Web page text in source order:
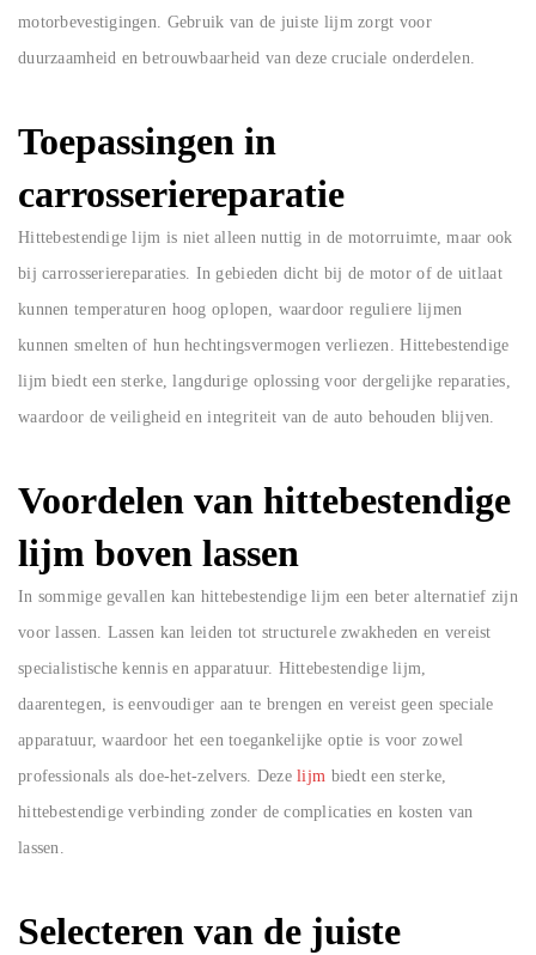
motorbevestigingen. Gebruik van de juiste lijm zorgt voor
duurzaamheid en betrouwbaarheid van deze cruciale onderdelen.
Toepassingen in
carrosseriereparatie
Hittebestendige lijm is niet alleen nuttig in de motorruimte, maar ook
bij carrosseriereparaties. In gebieden dicht bij de motor of de uitlaat
kunnen temperaturen hoog oplopen, waardoor reguliere lijmen
kunnen smelten of hun hechtingsvermogen verliezen. Hittebestendige
lijm biedt een sterke, langdurige oplossing voor dergelijke reparaties,
waardoor de veiligheid en integriteit van de auto behouden blijven.
Voordelen van hittebestendige
lijm boven lassen
In sommige gevallen kan hittebestendige lijm een beter alternatief zijn
voor lassen. Lassen kan leiden tot structurele zwakheden en vereist
specialistische kennis en apparatuur. Hittebestendige lijm,
daarentegen, is eenvoudiger aan te brengen en vereist geen speciale
apparatuur, waardoor het een toegankelijke optie is voor zowel
professionals als doe-het-zelvers. Dezelijm biedt een sterke,
hittebestendige verbinding zonder de complicaties en kosten van
lassen.
Selecteren van de juiste